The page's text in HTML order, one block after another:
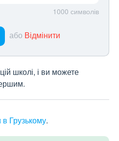
1000 символів
або Відмінити
школі, і ви можете
в Грузькому.